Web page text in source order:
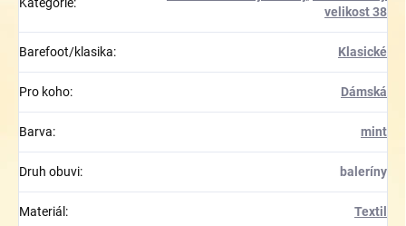
Kategorie:
velikost 38
Barefoot/klasika: Klasické
Pro koho: Dámská
Barva: mint
Druh obuvi: baleríny
Materiál : Textil